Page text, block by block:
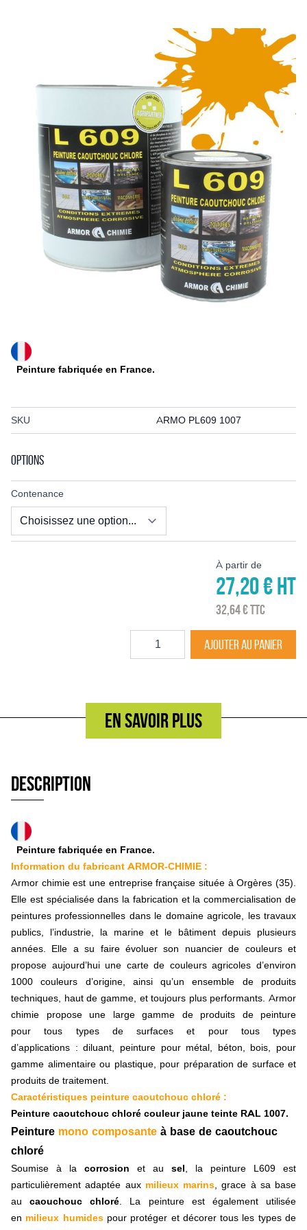
Boulonnerie, goupille
Type MICHEL
Labour, charrue
Contre sep et nez
Talon et dérive
Soc de rasette
Versoir de rasette
Coutre, aileron
Arbre
Protection de palier
Dent complète et nue
Soc
Ressort
Efface trace, peigne
Bride
Bineuse
Soc
Bandage caoutchouc
Coutre, disque
Herse peigne, efface trace
Bande, pneu caoutchouc
Dent droite et gauche
Décrottoir, racloir
Boulonnerie et accessoire
Fraise rotative, rotalabour
Lame de fraise
Lame de rotalabour
Rigoleuse, cureuse
Lame de cureuse
Boulonnerie cureuse
Machine à bêcher, rototiller
Pièce d'usure carbure
A monter soi-même
Plaquette carbure
Rechargement carbure
Plaquette carbure + rechargement
Auto construction et pièces spécifiques
Pièce pour la vigne
Herse plate
Pièce auto-construction
Lame d'usure
Pièces agricoles
Andaineur
Dent, griffe d'andaineur
Broyeur de récolte, refus
Couteau, fléau
Marteau
Bague, entretoise
Peinture fabriquée en France.
SKU ARMO PL609 1007
Options
Contenance
À partir de
27,20 €HT
32,64 €TTC
Ajouter au panier
En savoir plus
Description
Peinture fabriquée en France.
Information du fabricant ARMOR-CHIMIE :
Armor chimie est une entreprise française située à Orgères (35).
Elle est spécialisée dans la fabrication et la commercialisation de
peintures professionnelles dans le domaine agricole, les travaux
publics, l’industrie, la marine et le bâtiment depuis plusieurs
années. Elle a su faire évoluer son nuancier de couleurs et
propose aujourd’hui une carte de couleurs agricoles d’environ
1000 couleurs d’origine, ainsi qu’un ensemble de produits
techniques, haut de gamme, et toujours plus performants. Armor
chimie propose une large gamme de produits de peinture
pour tous types de surfaces et pour tous types
d’applications : diluant, peinture pour métal, béton, bois, pour
gamme alimentaire ou plastique, pour préparation de surface et
produits de traitement.
Caractéristiques peinture caoutchouc chloré :
Peinture caoutchouc chloré couleur jaune teinte RAL 1007.
Peinture mono composante à base de caoutchouc
chloré
Soumise à la corrosion et au sel, la peinture L609 est
particulièrement adaptée aux milieux marins, grace à sa base
aucaouchouc chloré. La peinture est également utilisée
en milieux humidespour protéger et décorer tous les types de